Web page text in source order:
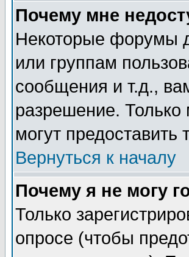
Почему мне
Некоторые форумы
или группам
сообщения и т.д.,
разрешение.
могут
Вернуться к началу
Почему я не могу
Только
опросе (чтобы